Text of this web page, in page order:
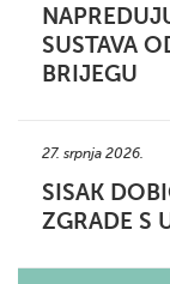
SUSTAVA
BRIJEGU
27. srpnja 2026.
SISAK
ZGRADE S